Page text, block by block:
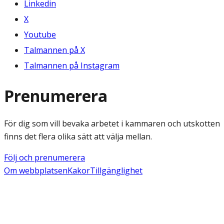
Linkedin
X
Youtube
Talmannen på X
Talmannen på Instagram
Prenumerera
För dig som vill bevaka arbetet i kammaren och utskotten
finns det flera olika sätt att välja mellan.
Följ och prenumerera
Om webbplatsenKakorTillgänglighet